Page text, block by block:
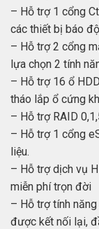
– Hỗ trợ 1 cổng
các thiết bị báo
– Hỗ trợ 2 cổng
lựa chọn 2 tính
– Hỗ trợ 16 ổ
tháo lắp ổ cứng
– Hỗ trợ RAID
– Hỗ trợ 1 cổng
liệu.
– Hỗ trợ dịch vụ
miễn phí trọn đời
– Hỗ trợ tính
được kết nối lại,